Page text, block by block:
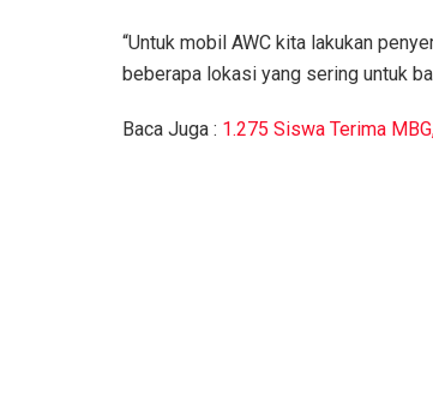
“Untuk mobil AWC kita lakukan
beberapa lokasi yang sering untuk
Baca Juga : 1.275 Siswa Terima